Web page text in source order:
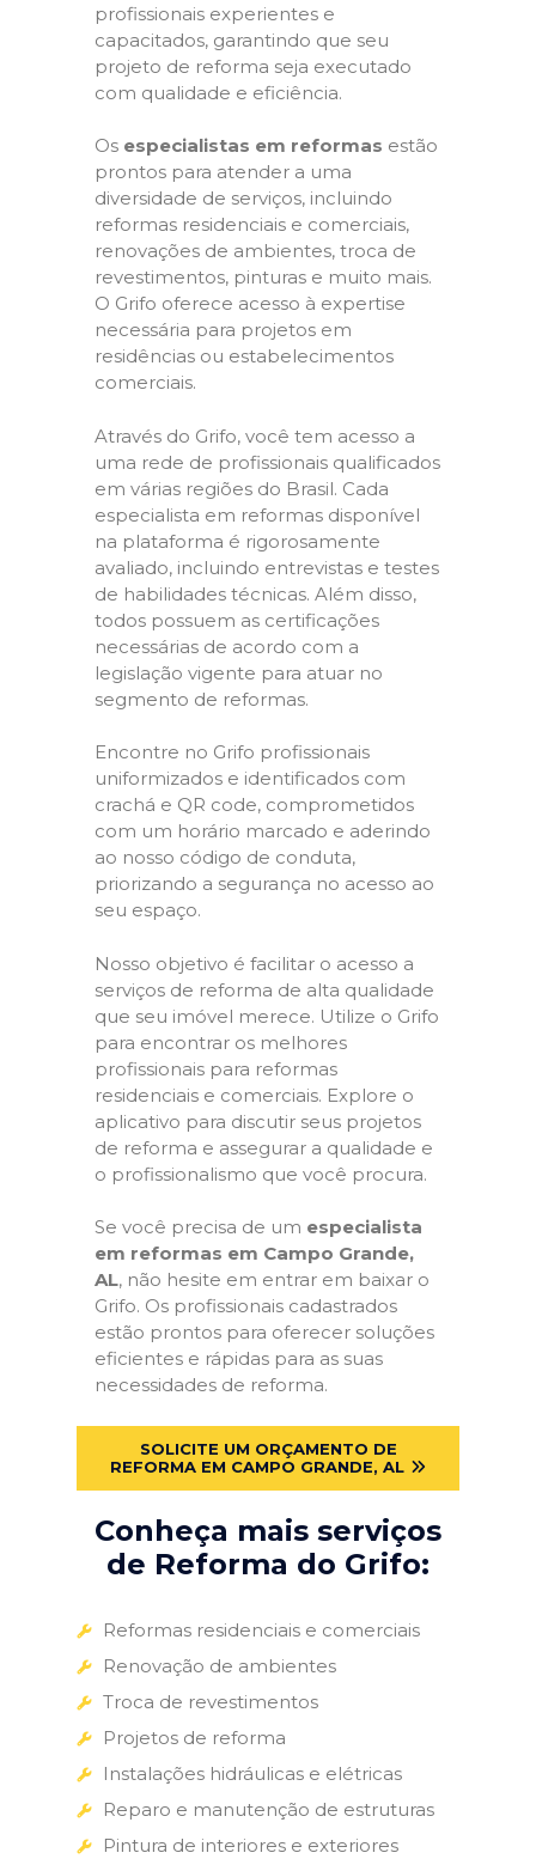
profissionais experientes e
capacitados, garantindo que seu
projeto de reforma seja executado
com qualidade e eficiência.
Os especialistas em reformas estão
prontos para atender a uma
diversidade de serviços, incluindo
reformas residenciais e comerciais,
renovações de ambientes, troca de
revestimentos, pinturas e muito mais.
O Grifo oferece acesso à expertise
necessária para projetos em
residências ou estabelecimentos
comerciais.
Através do Grifo, você tem acesso a
uma rede de profissionais qualificados
em várias regiões do Brasil. Cada
especialista em reformas disponível
na plataforma é rigorosamente
avaliado, incluindo entrevistas e testes
de habilidades técnicas. Além disso,
todos possuem as certificações
necessárias de acordo com a
legislação vigente para atuar no
segmento de reformas.
Encontre no Grifo profissionais
uniformizados e identificados com
crachá e QR code, comprometidos
com um horário marcado e aderindo
ao nosso código de conduta,
priorizando a segurança no acesso ao
seu espaço.
Nosso objetivo é facilitar o acesso a
serviços de reforma de alta qualidade
que seu imóvel merece. Utilize o Grifo
para encontrar os melhores
profissionais para reformas
residenciais e comerciais. Explore o
aplicativo para discutir seus projetos
de reforma e assegurar a qualidade e
o profissionalismo que você procura.
Se você precisa de um especialista
em reformas em Campo Grande,
AL, não hesite em entrar em baixar o
Grifo. Os profissionais cadastrados
estão prontos para oferecer soluções
eficientes e rápidas para as suas
necessidades de reforma.
SOLICITE UM ORÇAMENTO DE
REFORMA EM CAMPO GRANDE, AL
Conheça mais serviços
de Reforma do Grifo:
Reformas residenciais e comerciais
Renovação de ambientes
Troca de revestimentos
Projetos de reforma
Instalações hidráulicas e elétricas
Reparo e manutenção de estruturas
Pintura de interiores e exteriores